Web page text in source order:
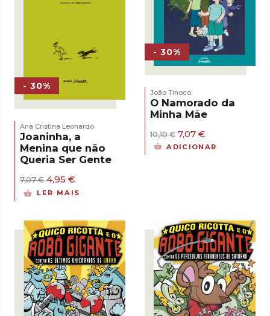
- 30%
Ana Cristina Leonardo
Joaninha, a
Menina que não
Queria Ser Gente
7,07€ O
preço
original
7,07 €.
4,95 €
preço
atual
4,95 €.
LER MAIS
- 30%
João Tinoco
O Namorado da
Minha Mãe
10,10€ O
preço
7,07 €
preço
ADICIONAR